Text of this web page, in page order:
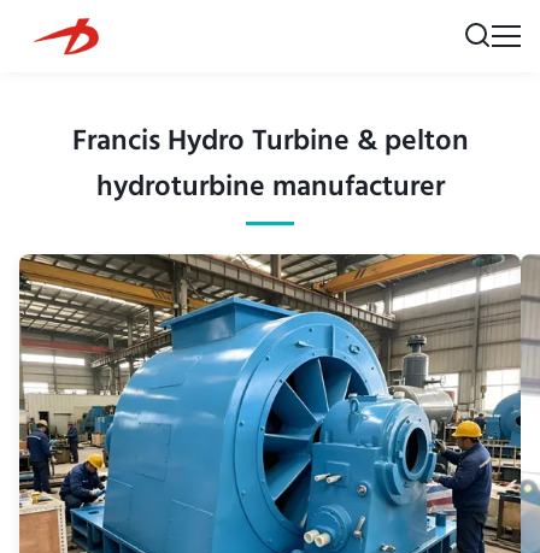
Francis Hydro Turbine & pelton
hydroturbine manufacturer